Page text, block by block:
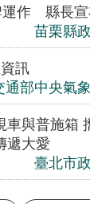
運作 縣長
苗栗縣
訊
通部中央氣
車與普施箱
遞大愛
臺北市